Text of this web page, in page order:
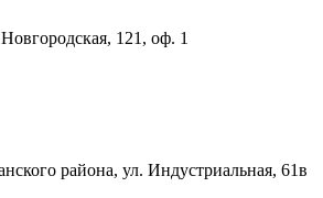
121, оф. 1
района, ул. Индустриальная, 61в